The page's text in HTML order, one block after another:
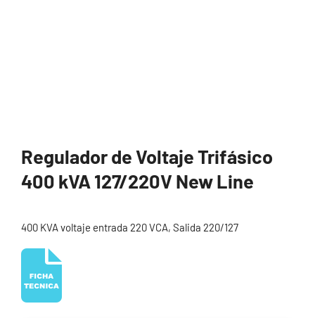
Regulador de Voltaje Trifásico
400 kVA 127/220V New Line
400 KVA voltaje entrada 220 VCA, Salida 220/127